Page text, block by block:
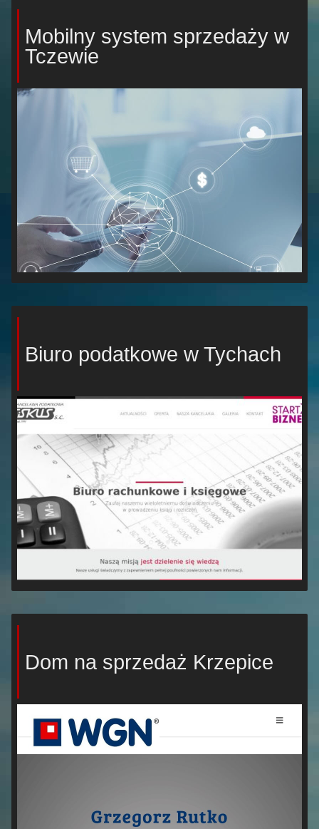
Mobilny system sprzedaży w
Tczewie
Biuro podatkowe w Tychach
Dom na sprzedaż Krzepice